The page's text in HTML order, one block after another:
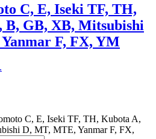
C, E, Iseki TF, TH,
B, GB, XB, Mitsubishi
F, FX, YM
C, E, Iseki TF, TH, Kubota A,
D, MT, MTE, Yanmar F, FX,